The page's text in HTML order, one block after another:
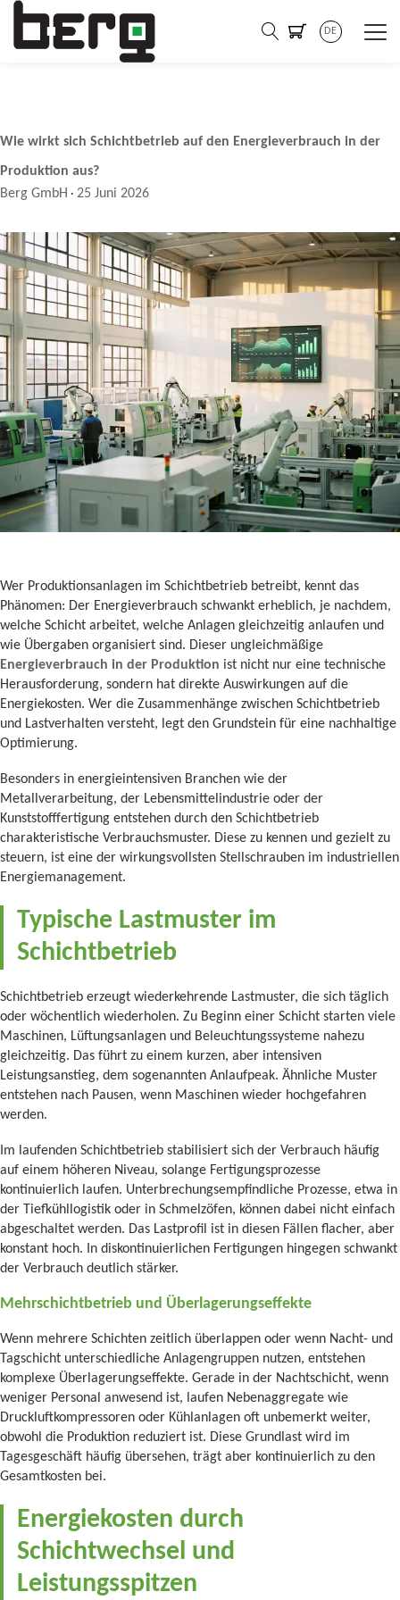
DE
Wie wirkt sich Schichtbetrieb auf den Energieverbrauch in der
Produktion aus?
Berg GmbH · 25 Juni 2026
Wer Produktionsanlagen im Schichtbetrieb betreibt, kennt das
Phänomen: Der Energieverbrauch schwankt erheblich, je nachdem,
welche Schicht arbeitet, welche Anlagen gleichzeitig anlaufen und
wie Übergaben organisiert sind. Dieser ungleichmäßige
Energieverbrauch in der Produktion ist nicht nur eine technische
Herausforderung, sondern hat direkte Auswirkungen auf die
Energiekosten. Wer die Zusammenhänge zwischen Schichtbetrieb
und Lastverhalten versteht, legt den Grundstein für eine nachhaltige
Optimierung.
Besonders in energieintensiven Branchen wie der
Metallverarbeitung, der Lebensmittelindustrie oder der
Kunststofffertigung entstehen durch den Schichtbetrieb
charakteristische Verbrauchsmuster. Diese zu kennen und gezielt zu
steuern, ist eine der wirkungsvollsten Stellschrauben im industriellen
Energiemanagement.
Typische Lastmuster im
Schichtbetrieb
Schichtbetrieb erzeugt wiederkehrende Lastmuster, die sich täglich
oder wöchentlich wiederholen. Zu Beginn einer Schicht starten viele
Maschinen, Lüftungsanlagen und Beleuchtungssysteme nahezu
gleichzeitig. Das führt zu einem kurzen, aber intensiven
Leistungsanstieg, dem sogenannten Anlaufpeak. Ähnliche Muster
entstehen nach Pausen, wenn Maschinen wieder hochgefahren
werden.
Im laufenden Schichtbetrieb stabilisiert sich der Verbrauch häufig
auf einem höheren Niveau, solange Fertigungsprozesse
kontinuierlich laufen. Unterbrechungsempfindliche Prozesse, etwa in
der Tiefkühllogistik oder in Schmelzöfen, können dabei nicht einfach
abgeschaltet werden. Das Lastprofil ist in diesen Fällen flacher, aber
konstant hoch. In diskontinuierlichen Fertigungen hingegen schwankt
der Verbrauch deutlich stärker.
Mehrschichtbetrieb und Überlagerungseffekte
Wenn mehrere Schichten zeitlich überlappen oder wenn Nacht- und
Tagschicht unterschiedliche Anlagengruppen nutzen, entstehen
komplexe Überlagerungseffekte. Gerade in der Nachtschicht, wenn
weniger Personal anwesend ist, laufen Nebenaggregate wie
Druckluftkompressoren oder Kühlanlagen oft unbemerkt weiter,
obwohl die Produktion reduziert ist. Diese Grundlast wird im
Tagesgeschäft häufig übersehen, trägt aber kontinuierlich zu den
Gesamtkosten bei.
Energiekosten durch
Schichtwechsel und
Leistungsspitzen